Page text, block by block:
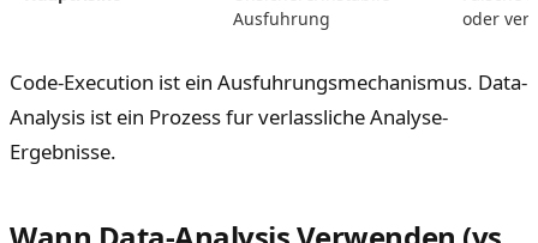
Ausfuhrung
oder
Code-Execution ist ein Ausfuhrungsmechanismus. Data-
Analysis ist ein Prozess fur verlassliche Analyse-
Ergebnisse.